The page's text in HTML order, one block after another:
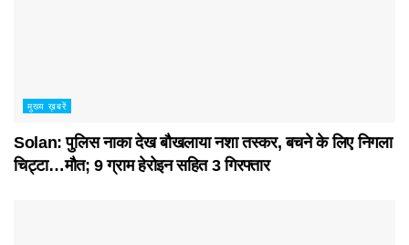
मुख्य ख़बरें
Solan: पुलिस नाका देख बौखलाया नशा तस्कर, बचने के लिए निगला
चिट्टा…मौत; 9 ग्राम हेरोइन सहित 3 गिरफ्तार